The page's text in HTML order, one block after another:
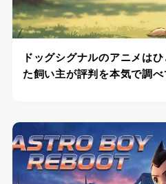
ドッグシグナルのアニメは
た飼い主が評判を本気で調べ